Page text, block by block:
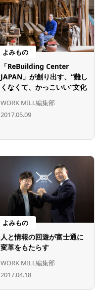
よみもの
「ReBuilding Center
JAPAN」が創り出す、“難し
くなくて、かっこいい”文化
WORK MILL編集部
2017.05.09
よみもの
人と情報の回遊が富士通に
変革をもたらす
WORK MILL編集部
2017.04.18